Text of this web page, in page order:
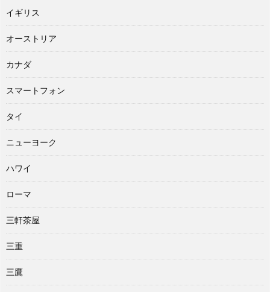
イギリス
オーストリア
カナダ
スマートフォン
タイ
ニューヨーク
ハワイ
ローマ
三軒茶屋
三重
三鷹